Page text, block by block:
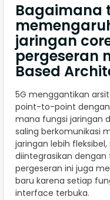
Bagaimana
jaringan
pergeseran
Based
5G menggantikan
point-to-point dengan
mana fungsi jaringan
saling berkomunikasi
jaringan lebih
diintegrasikan
pergeseran ini juga
baru karena setiap
interface terbuka.